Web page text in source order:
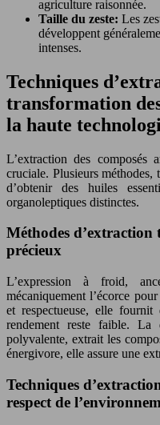
agriculture raisonnée.
Taille du zeste: Les
développent
intenses.
Techniques
transformation
la haute
L’extraction des composés
cruciale. Plusieurs méthodes,
d’obtenir des huiles
organoleptiques distinctes.
Méthodes
précieux
L’expression à froid,
mécaniquement l’écorce
et respectueuse, elle
rendement reste faible.
polyvalente, extrait les
énergivore, elle assure une
Techniques
respect de